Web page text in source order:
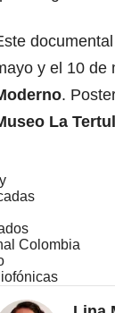
y el 10 de
.
La
Colombia